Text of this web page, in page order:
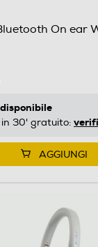
On ear
disponibile
in 30' gratuito:
AGGIUNGI